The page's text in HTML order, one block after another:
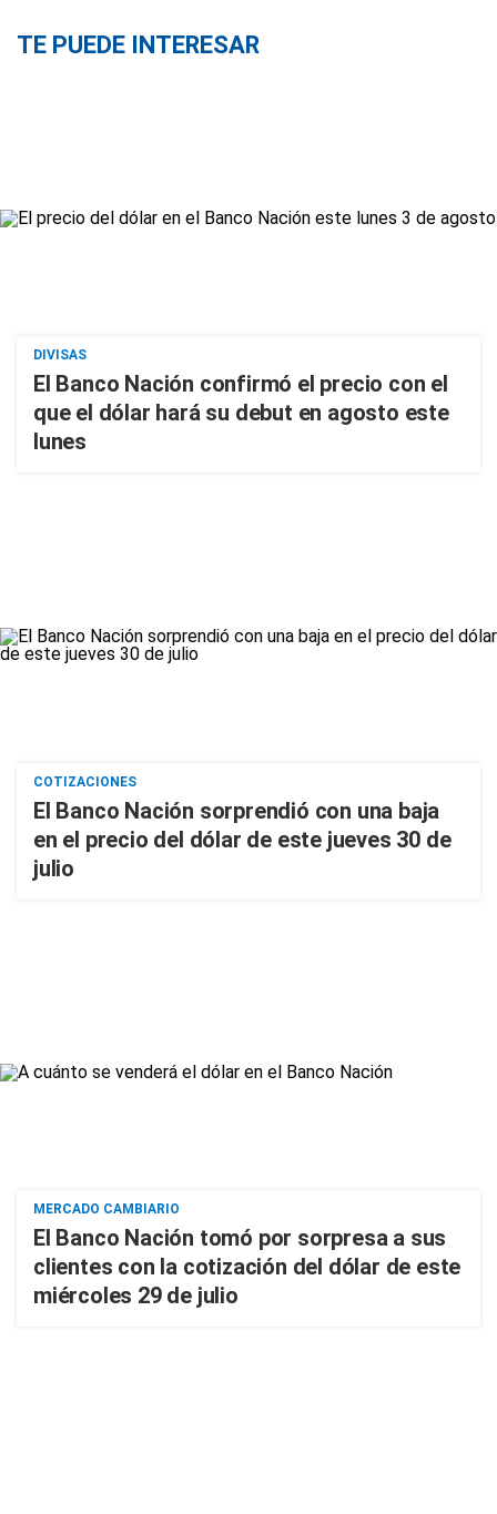
TE PUEDE INTERESAR
DIVISAS
El Banco Nación confirmó el precio con el
que el dólar hará su debut en agosto este
lunes
COTIZACIONES
El Banco Nación sorprendió con una baja
en el precio del dólar de este jueves 30 de
julio
MERCADO CAMBIARIO
El Banco Nación tomó por sorpresa a sus
clientes con la cotización del dólar de este
miércoles 29 de julio